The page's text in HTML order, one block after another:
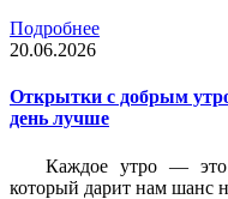
Подробнее
20.06.2026
Открытки с добрым
день лучше
Каждое утро — это
который дарит нам шанс